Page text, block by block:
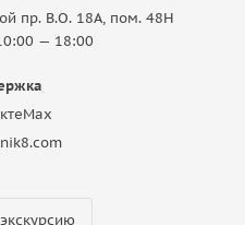
пр. В.О. 18A, пом. 48Н
— 18:00
Max